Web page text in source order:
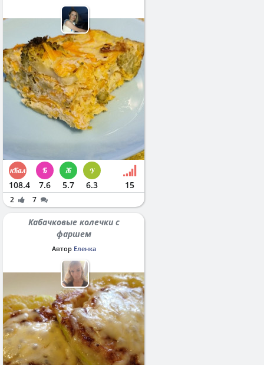
108.4 7.6 5.7 6.3 15
2 7
Кабачковые колечки с
фаршем
Автор Еленка